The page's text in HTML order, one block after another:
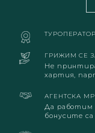
ГРИЖИМ СЕ
Не
хартия,
АГЕНТСКА
Да работим
бонусите са